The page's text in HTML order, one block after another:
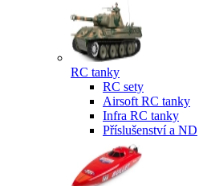
RC tanky
RC sety
Airsoft RC tanky
Infra RC tanky
Příslušenství a ND